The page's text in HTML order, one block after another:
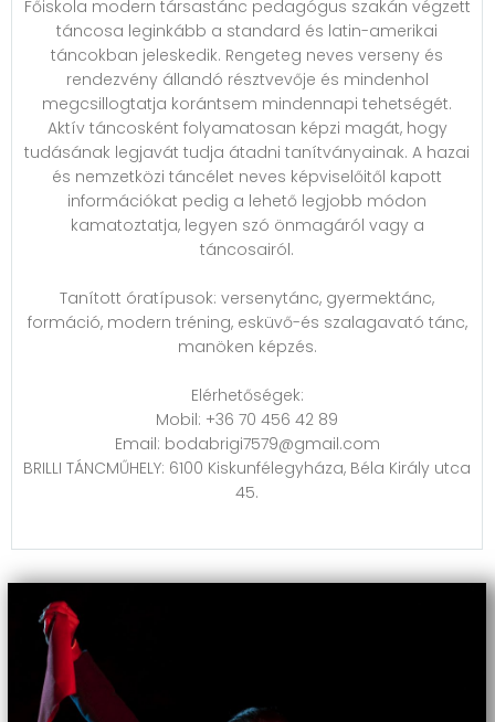
Főiskola modern társastánc pedagógus szakán végzett
táncosa leginkább a standard és latin-amerikai
táncokban jeleskedik. Rengeteg neves verseny és
rendezvény állandó résztvevője és mindenhol
megcsillogtatja korántsem mindennapi tehetségét.
Aktív táncosként folyamatosan képzi magát, hogy
tudásának legjavát tudja átadni tanítványainak. A hazai
és nemzetközi táncélet neves képviselőitől kapott
információkat pedig a lehető legjobb módon
kamatoztatja, legyen szó önmagáról vagy a
táncosairól.
Tanított óratípusok: versenytánc, gyermektánc,
formáció, modern tréning, esküvő-és szalagavató tánc,
manöken képzés.
Elérhetőségek:
Mobil: +36 70 456 42 89
Email: bodabrigi7579@gmail.com
BRILLI TÁNCMŰHELY: 6100 Kiskunfélegyháza, Béla Király utca
45.